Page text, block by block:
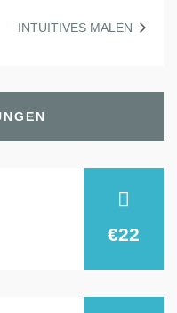
INTUITIVES MALEN
€22